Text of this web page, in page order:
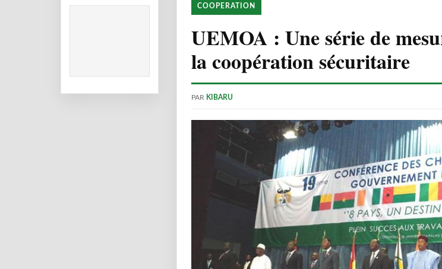
COOPERATION
UEMOA : Une série de
la coopération sécuritaire
PAR KIBARU